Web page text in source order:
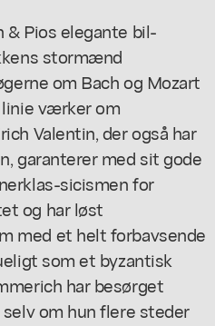
& Pios elegante bil-
stormænd
om Bach og Mozart
værker om
Valentin, der også har
garanterer med sit gode
sicismen for
og har løst
med et helt forbavsende
som et byzantisk
har besørget
om hun flere steder